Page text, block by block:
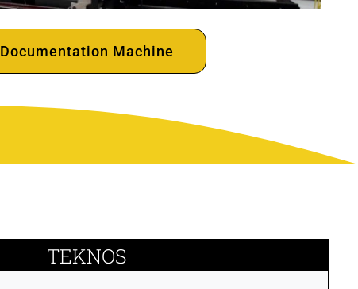
Documentation Machine
TEKNOS